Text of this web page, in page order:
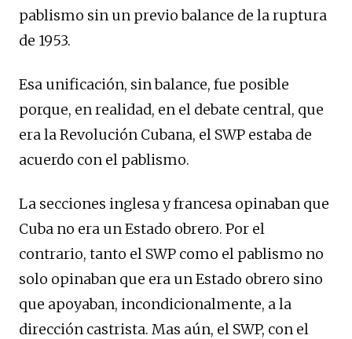
pablismo sin un previo balance de la ruptura
de 1953.
Esa unificación, sin balance, fue posible
porque, en realidad, en el debate central, que
era la Revolución Cubana, el SWP estaba de
acuerdo con el pablismo.
La secciones inglesa y francesa opinaban que
Cuba no era un Estado obrero. Por el
contrario, tanto el SWP como el pablismo no
solo opinaban que era un Estado obrero sino
que apoyaban, incondicionalmente, a la
dirección castrista. Mas aún, el SWP, con el